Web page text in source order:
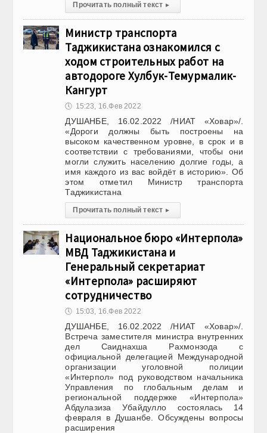
Прочитать полный текст ▸
Министр транспорта
Таджикистана ознакомился с
ходом строительных работ на
автодороге Хулбук-Темурмалик-
Кангурт
🕔 15:23, 16.Фев 2022
ДУШАНБЕ, 16.02.2022 /НИАТ «Ховар»/.
«Дороги должны быть построены на
высоком качественном уровне, в срок и в
соответствии с требованиями, чтобы они
могли служить населению долгие годы, а
имя каждого из вас войдёт в историю». Об
этом отметил Министр транспорта
Таджикистана
Прочитать полный текст ▸
Национальное бюро «Интерпола»
МВД Таджикистана и
Генеральный секретариат
«Интерпола» расширяют
сотрудничество
🕔 15:03, 16.Фев 2022
ДУШАНБЕ, 16.02.2022 /НИАТ «Ховар»/.
Встреча заместителя министра внутренних
дел Саиднахша Рахмонзода с
официальной делегацией Международной
организации уголовной полиции
«Интерпол» под руководством начальника
Управления по глобальным делам и
региональной поддержке «Интерпола»
Абдулазиза Убайдулло состоялась 14
февраля в Душанбе. Обсуждены вопросы
расширения